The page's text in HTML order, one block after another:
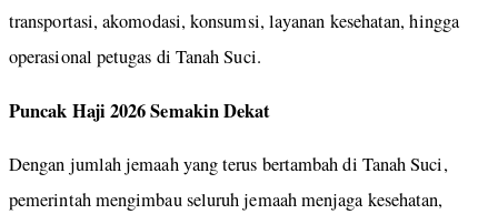
transportasi, akomodasi, konsumsi, layanan kesehatan, hingga
operasional petugas di Tanah Suci.
Puncak Haji 2026 Semakin Dekat
Dengan jumlah jemaah yang terus bertambah di Tanah Suci,
pemerintah mengimbau seluruh jemaah menjaga kesehatan,